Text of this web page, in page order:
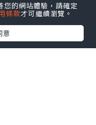
的網站體驗，請確定
條款才可繼續瀏覽。
意